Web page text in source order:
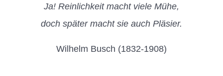
Ja! Reinlichkeit macht viele Mühe,
doch später macht sie auch Pläsier.
Wilhelm Busch (1832-1908)